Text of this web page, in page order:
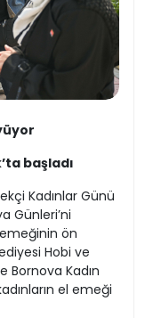
başladı
Kadınlar Günü
Günleri’ni
emeğinin ön
Hobi ve
Bornova Kadın
el emeği